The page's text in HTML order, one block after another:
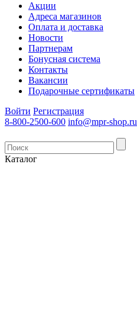
Акции
Адреса магазинов
Оплата и доставка
Новости
Партнерам
Бонусная система
Контакты
Вакансии
Подарочные сертификаты
Войти Регистрация
8-800-2500-600 info@mpr-shop.ru
Каталог